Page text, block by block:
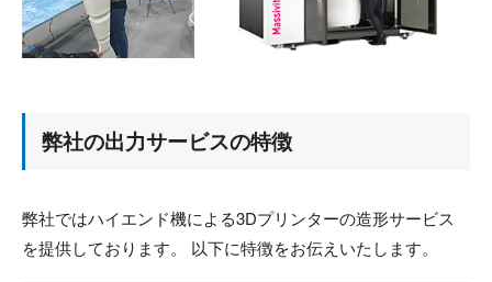
弊社の出力サービスの特徴
弊社ではハイエンド機による3Dプリンターの造形サービス
を提供しております。 以下に特徴をお伝えいたします。